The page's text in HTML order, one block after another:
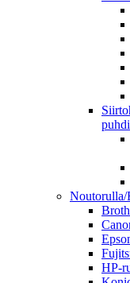
Noutorulla/
HP-